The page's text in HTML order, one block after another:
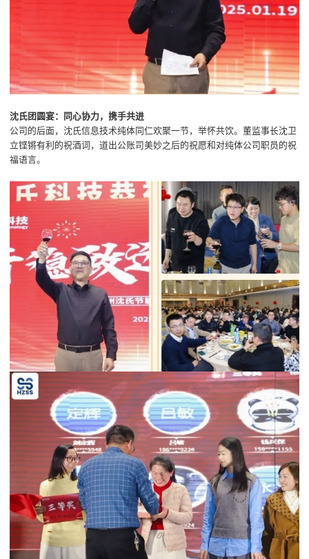
沈氏团圆宴：同心协力，携手共进
公司的后面，沈氏信息技术纯体同仁欢聚一节，举怀共饮。董监事长沈卫
立铿锵有利的祝酒词，道出公账司美妙之后的祝愿和对纯体公司职员的祝
福语言。